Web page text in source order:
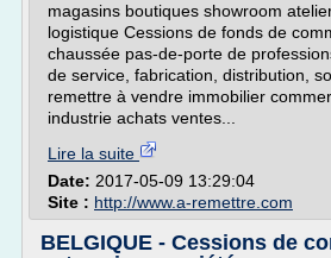
magasins boutiques showroom
logistique Cessions de fonds de
chaussée pas-de-porte de
de service, fabrication, distribution,
remettre à vendre immobilier
industrie achats ventes...
Lire la suite
Date: 2017-05-09 13:29:04
Site : http://www.a-remettre.com
BELGIQUE - Cessions de